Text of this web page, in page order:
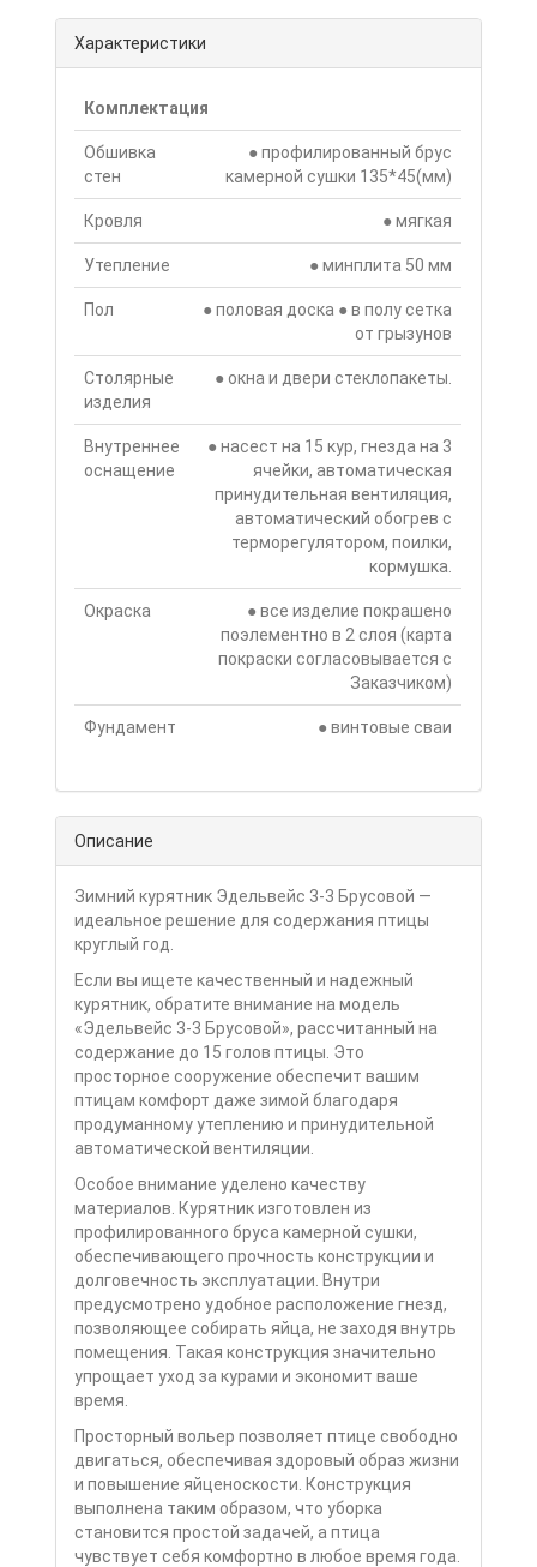
Характеристики
Комплектация
Обшивка
стен
● профилированный брус
камерной сушки 135*45(мм)
Кровля ● мягкая
Утепление ● минплита 50 мм
Пол
● половая доска ● в полу сетка
от грызунов
Столярные
изделия
● окна и двери стеклопакеты.
Внутреннее
оснащение
● насест на 15 кур, гнезда на 3
ячейки, автоматическая
принудительная вентиляция,
автоматический обогрев с
терморегулятором, поилки,
кормушка.
Окраска
● все изделие покрашено
поэлементно в 2 слоя (карта
покраски согласовывается с
Заказчиком)
Фундамент ● винтовые сваи
Описание
Зимний курятник Эдельвейс 3-3 Брусовой —
идеальное решение для содержания птицы
круглый год.
Если вы ищете качественный и надежный
курятник, обратите внимание на модель
«Эдельвейс 3-3 Брусовой», рассчитанный на
содержание до 15 голов птицы. Это
просторное сооружение обеспечит вашим
птицам комфорт даже зимой благодаря
продуманному утеплению и принудительной
автоматической вентиляции.
Особое внимание уделено качеству
материалов. Курятник изготовлен из
профилированного бруса камерной сушки,
обеспечивающего прочность конструкции и
долговечность эксплуатации. Внутри
предусмотрено удобное расположение гнезд,
позволяющее собирать яйца, не заходя внутрь
помещения. Такая конструкция значительно
упрощает уход за курами и экономит ваше
время.
Просторный вольер позволяет птице свободно
двигаться, обеспечивая здоровый образ жизни
и повышение яйценоскости. Конструкция
выполнена таким образом, что уборка
становится простой задачей, а птица
чувствует себя комфортно в любое время года.